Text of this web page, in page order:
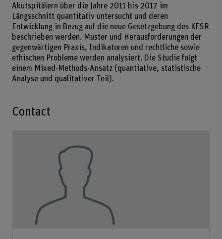
Akutspitälern über die Jahre 2011 bis 2017 im
Längsschnitt quantitativ untersucht und deren
Entwicklung in Bezug auf die neue Gesetzgebung des KESR
beschrieben werden. Muster und Herausforderungen der
gegenwärtigen Praxis, Indikatoren und rechtliche sowie
ethischen Probleme werden analysiert. Die Studie folgt
einem Mixed-Methods-Ansatz (quantiative, statistische
Analyse und qualitativer Teil).
Contact